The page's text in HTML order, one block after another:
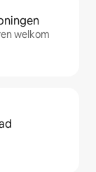
welkom